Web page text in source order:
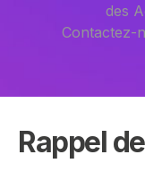
des
Contactez-
Rappel